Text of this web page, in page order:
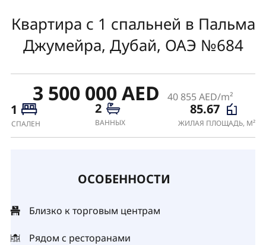
Квартира с 1 спальней в Пальма
Джумейра, Дубай, ОАЭ №684
3 500 000 AED 40 855 AED/m²
1
СПАЛЕН
2
ВАННЫХ
85.67
ЖИЛАЯ ПЛОЩАДЬ, М²
ОСОБЕННОСТИ
Близко к торговым центрам
Рядом с ресторанами